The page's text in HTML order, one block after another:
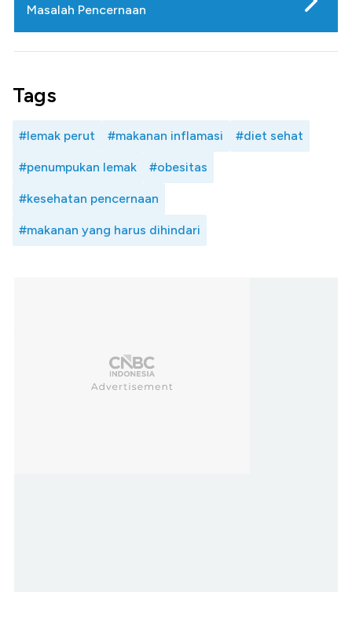
Masalah Pencernaan
Tags
#lemak perut #makanan inflamasi #diet sehat
#penumpukan lemak #obesitas
#kesehatan pencernaan
#makanan yang harus dihindari